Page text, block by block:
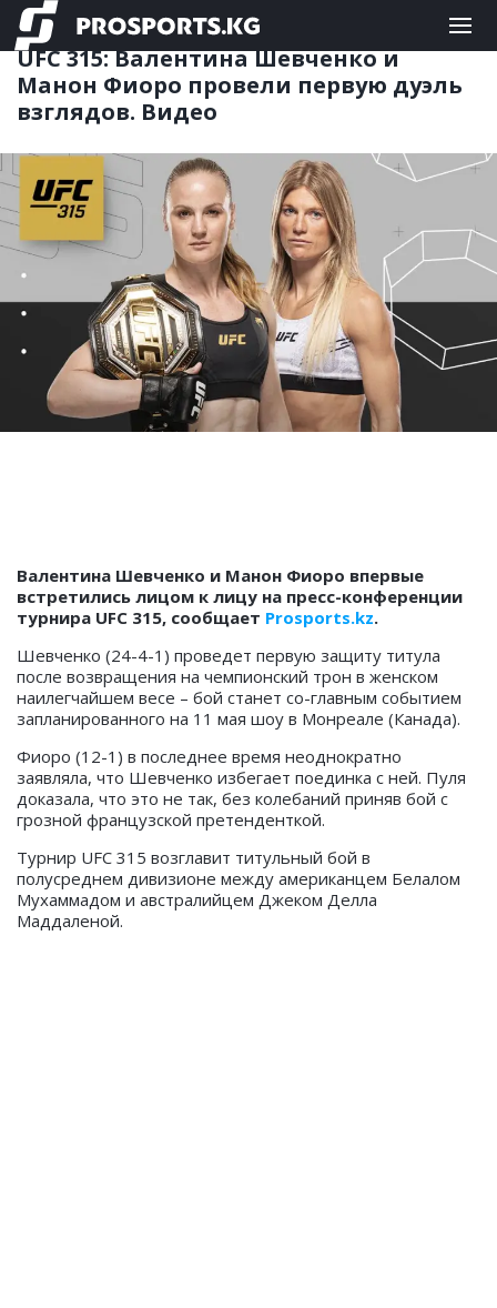
ЕДИНОБОРСТВА 27.02.2025 11:30
UFC 315: Валентина Шевченко и
Манон Фиоро провели первую дуэль
взглядов. Видео
Валентина Шевченко и Манон Фиоро впервые
встретились лицом к лицу на пресс-конференции
турнира UFC 315, сообщает Prosports.kz.
Шевченко (24-4-1) проведет первую защиту титула
после возвращения на чемпионский трон в женском
наилегчайшем весе – бой станет со-главным событием
запланированного на 11 мая шоу в Монреале (Канада).
Фиоро (12-1) в последнее время неоднократно
заявляла, что Шевченко избегает поединка с ней. Пуля
доказала, что это не так, без колебаний приняв бой с
грозной французской претенденткой.
Турнир UFC 315 возглавит титульный бой в
полусреднем дивизионе между американцем Белалом
Мухаммадом и австралийцем Джеком Делла
Маддаленой.